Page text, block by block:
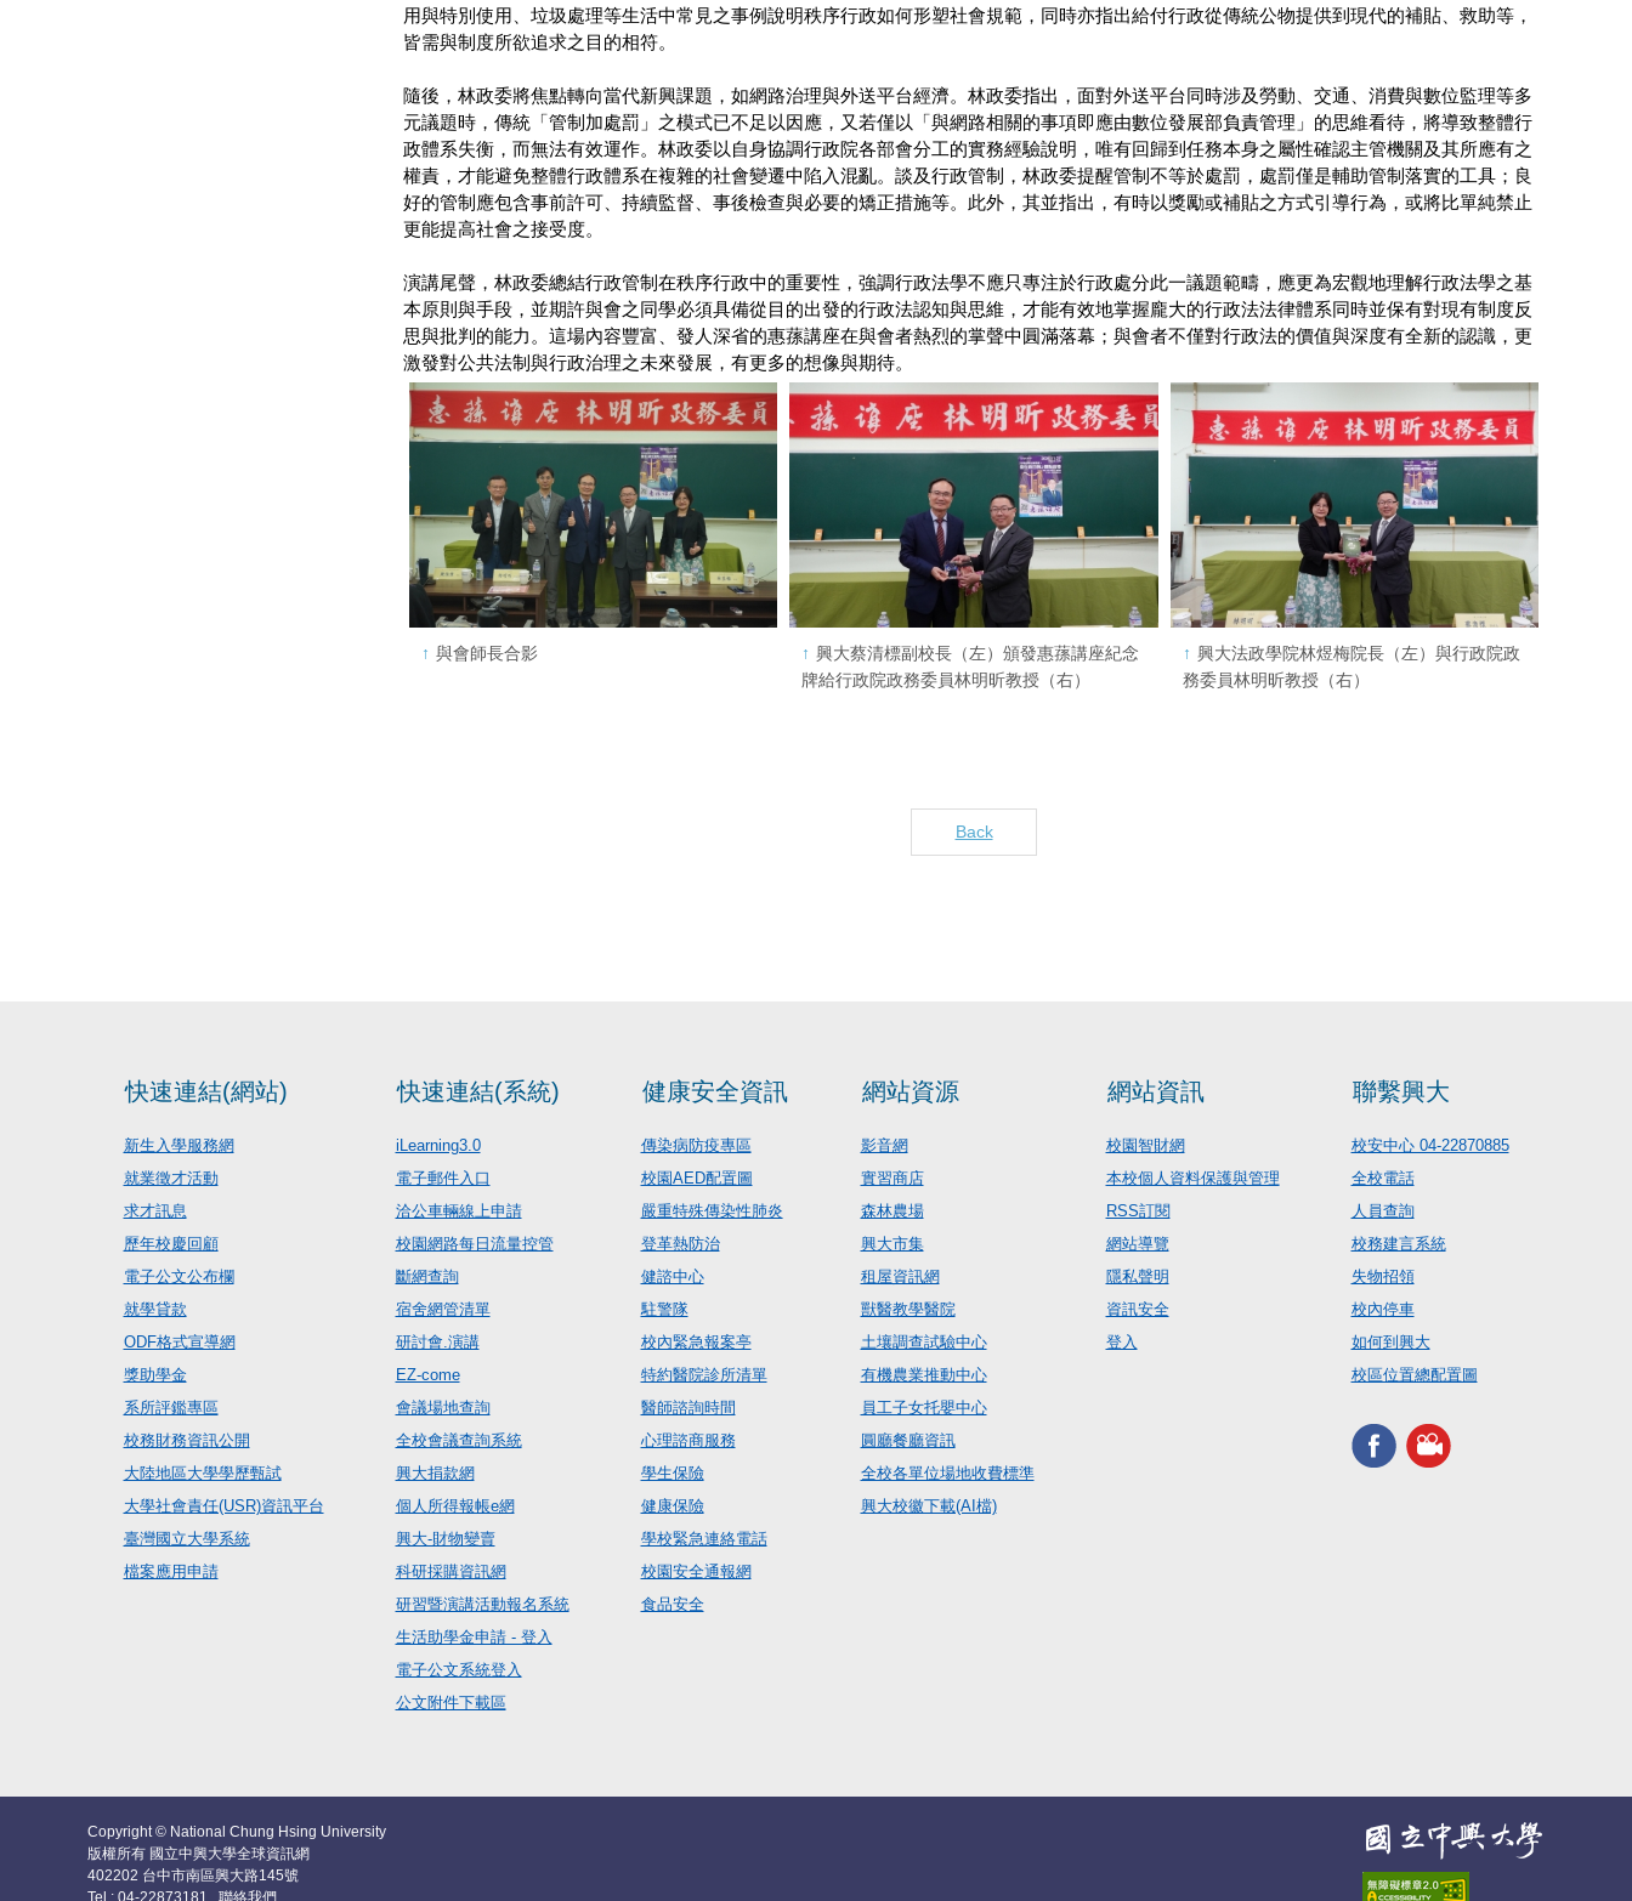
用與特別使用、垃圾處理等生活中常見之事例說明秩序行政如何形塑社會規範，同時亦指出給付行政從傳統公物提供到現代的補貼、救助等，
皆需與制度所欲追求之目的相符。
隨後，林政委將焦點轉向當代新興課題，如網路治理與外送平台經濟。林政委指出，面對外送平台同時涉及勞動、交通、消費與數位監理等多
元議題時，傳統「管制加處罰」之模式已不足以因應，又若僅以「與網路相關的事項即應由數位發展部負責管理」的思維看待，將導致整體行
政體系失衡，而無法有效運作。林政委以自身協調行政院各部會分工的實務經驗說明，唯有回歸到任務本身之屬性確認主管機關及其所應有之
權責，才能避免整體行政體系在複雜的社會變遷中陷入混亂。談及行政管制，林政委提醒管制不等於處罰，處罰僅是輔助管制落實的工具；良
好的管制應包含事前許可、持續監督、事後檢查與必要的矯正措施等。此外，其並指出，有時以獎勵或補貼之方式引導行為，或將比單純禁止
更能提高社會之接受度。
演講尾聲，林政委總結行政管制在秩序行政中的重要性，強調行政法學不應只專注於行政處分此一議題範疇，應更為宏觀地理解行政法學之基
本原則與手段，並期許與會之同學必須具備從目的出發的行政法認知與思維，才能有效地掌握龐大的行政法法律體系同時並保有對現有制度反
思與批判的能力。這場內容豐富、發人深省的惠蓀講座在與會者熱烈的掌聲中圓滿落幕；與會者不僅對行政法的價值與深度有全新的認識，更
激發對公共法制與行政治理之未來發展，有更多的想像與期待。
與會師長合影
興大蔡清標副校長（左）頒發惠蓀講座紀念
牌給行政院政務委員林明昕教授（右）
興大法政學院林煜梅院長（左）與行政院政
務委員林明昕教授（右）
Back
快速連結(網站)
新生入學服務網
就業徵才活動
求才訊息
歷年校慶回顧
電子公文公布欄
就學貸款
ODF格式宣導網
獎助學金
系所評鑑專區
校務財務資訊公開
大陸地區大學學歷甄試
大學社會責任(USR)資訊平台
臺灣國立大學系統
檔案應用申請
快速連結(系統)
iLearning3.0
電子郵件入口
洽公車輛線上申請
校園網路每日流量控管
斷網查詢
宿舍網管清單
研討會.演講
EZ-come
會議場地查詢
全校會議查詢系統
興大捐款網
個人所得報帳e網
興大-財物變賣
科研採購資訊網
研習暨演講活動報名系統
生活助學金申請 - 登入
電子公文系統登入
公文附件下載區
健康安全資訊
傳染病防疫專區
校園AED配置圖
嚴重特殊傳染性肺炎
登革熱防治
健諮中心
駐警隊
校內緊急報案亭
特約醫院診所清單
醫師諮詢時間
心理諮商服務
學生保險
健康保險
學校緊急連絡電話
校園安全通報網
食品安全
網站資源
影音網
實習商店
森林農場
興大市集
租屋資訊網
獸醫教學醫院
土壤調查試驗中心
有機農業推動中心
員工子女托嬰中心
圓廳餐廳資訊
全校各單位場地收費標準
興大校徽下載(AI檔)
網站資訊
校園智財網
本校個人資料保護與管理
RSS訂閱
網站導覽
隱私聲明
資訊安全
登入
聯繫興大
校安中心 04-22870885
全校電話
人員查詢
校務建言系統
失物招領
校內停車
如何到興大
校區位置總配置圖
Copyright © National Chung Hsing University
版權所有 國立中興大學全球資訊網
402202 台中市南區興大路145號